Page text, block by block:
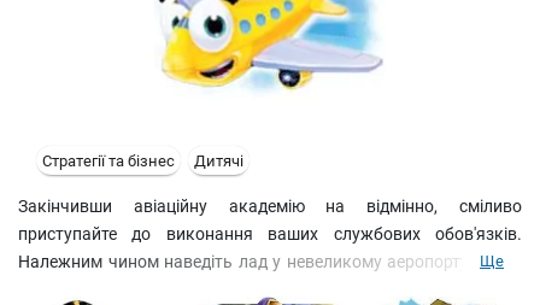
Стратегії та бізнес Дитячі
Закінчивши авіаційну академію на відмінно, сміливо
приступайте до виконання ваших службових обов'язків.
Належним чином наведіть лад у невеликому аеропорту Хеппі-
Ще